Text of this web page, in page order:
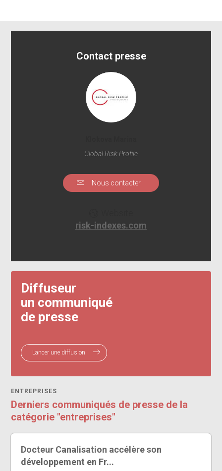
Contact presse
Global Risk Profile
Nous contacter
risk-indexes.com
Diffuseur
un communiqué
de presse
Lancer une diffusion
ENTREPRISES
Derniers communiqués de presse de la
catégorie "entreprises"
Docteur Canalisation accélère son
développement en Fr...